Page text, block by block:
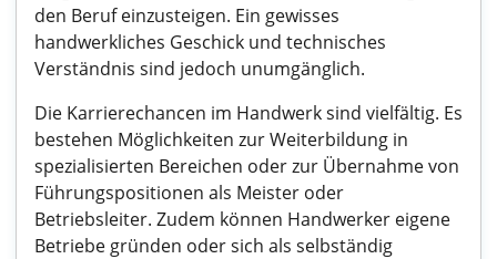
den Beruf einzusteigen. Ein gewisses
handwerkliches Geschick und technisches
Verständnis sind jedoch unumgänglich.
Die Karrierechancen im Handwerk sind vielfältig. Es
bestehen Möglichkeiten zur Weiterbildung in
spezialisierten Bereichen oder zur Übernahme von
Führungspositionen als Meister oder
Betriebsleiter. Zudem können Handwerker eigene
Betriebe gründen oder sich als selbständig